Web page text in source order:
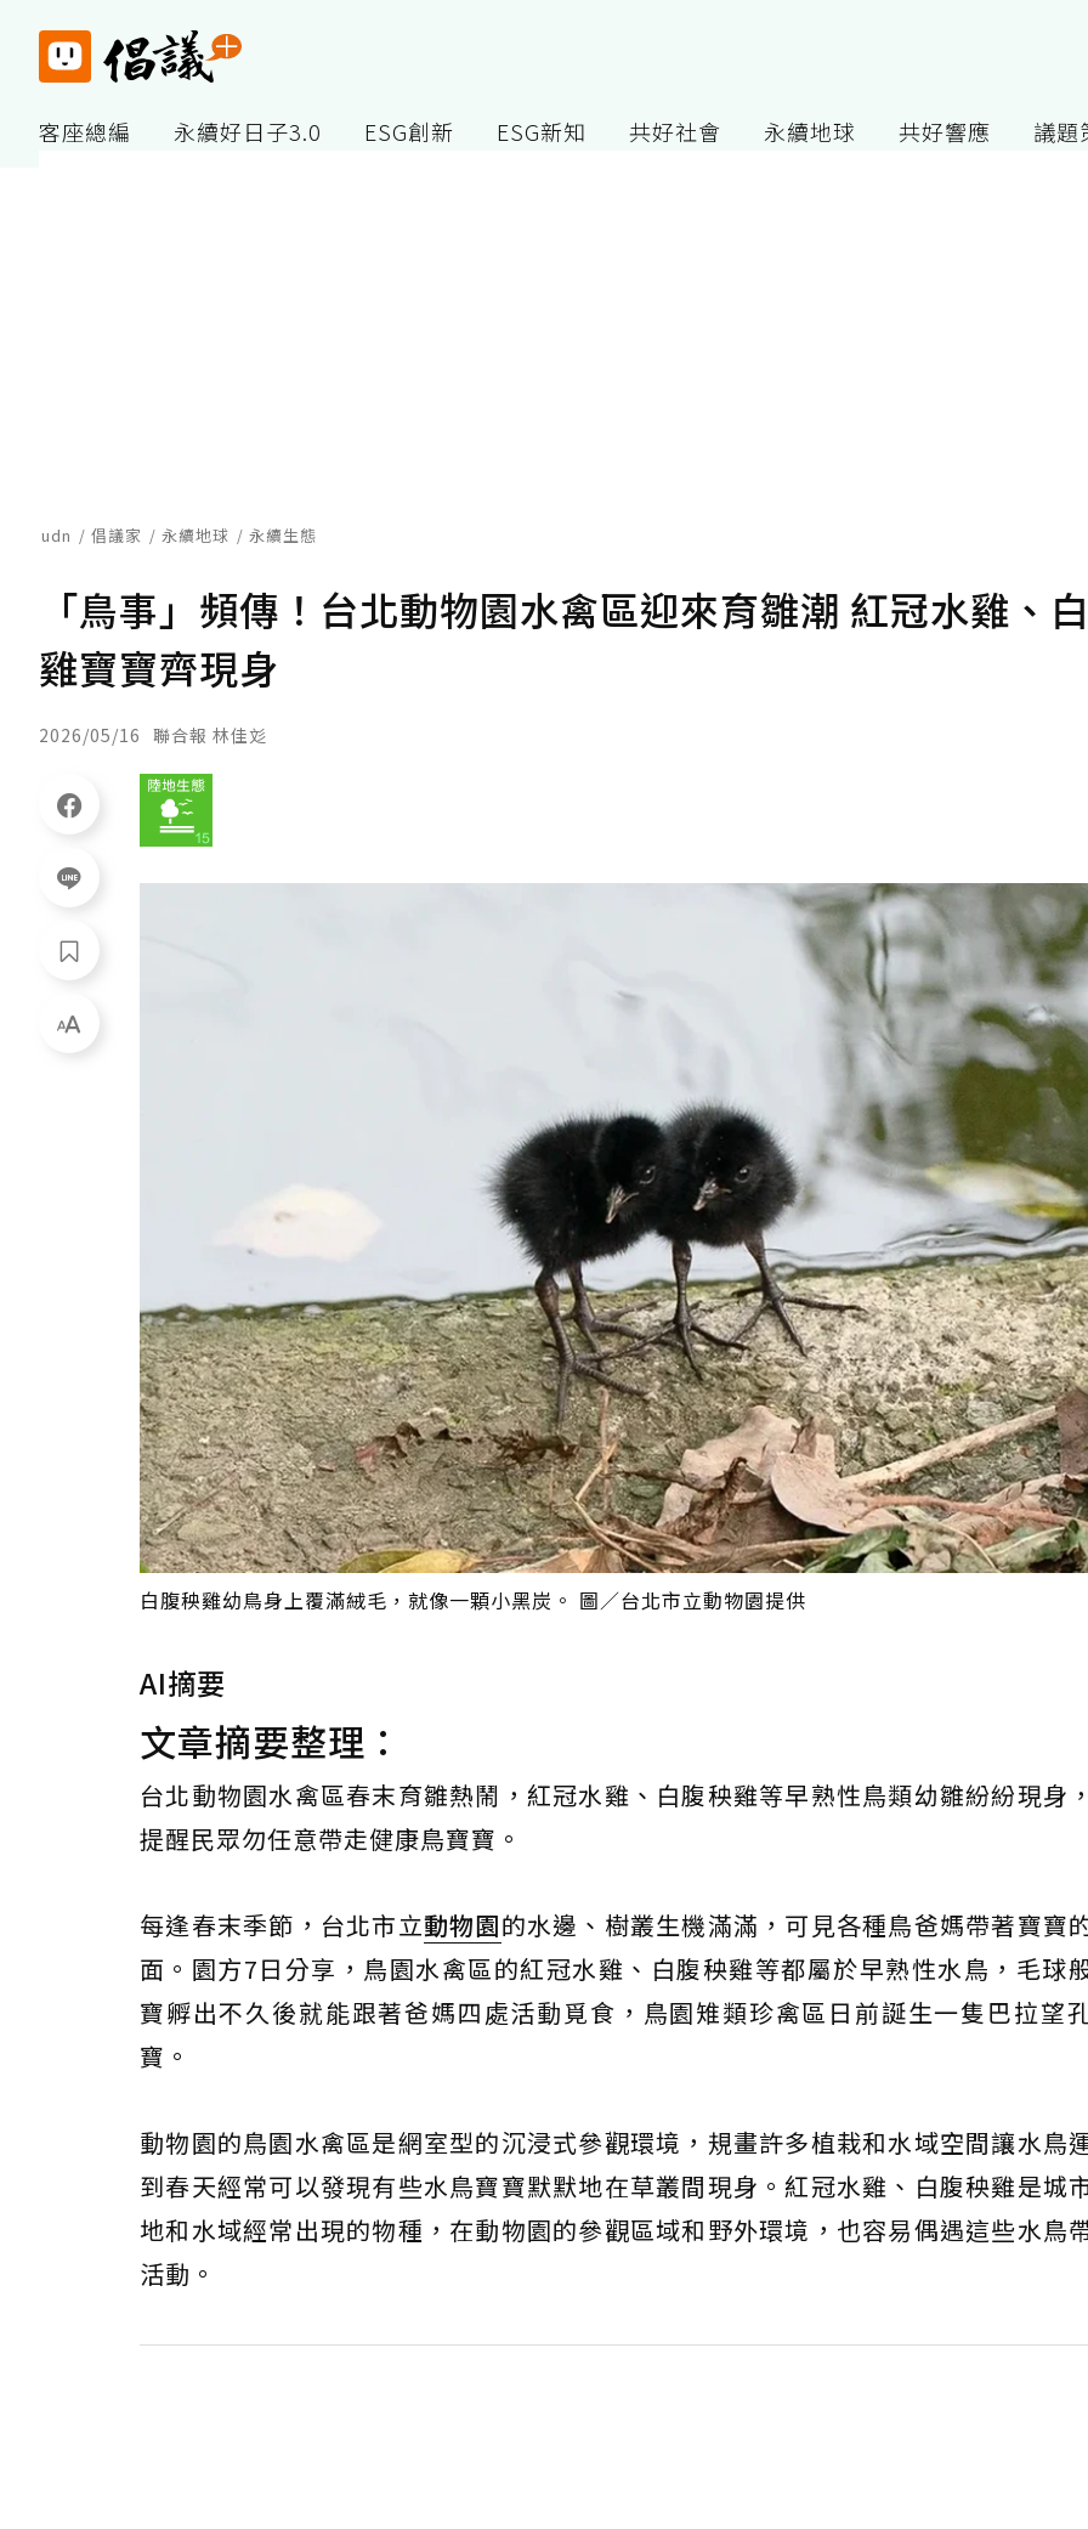
客座總編 永續好日子3.0 ESG創新 ESG新知 共好社會 永續地球 共好響應 議題
udn 倡議家 永續地球 永續生態
「鳥事」頻傳！台北動物園水禽區迎來育雛潮 紅冠水雞、
雞寶寶齊現身
2026/05/16 聯合報 林佳彣
白腹秧雞幼鳥身上覆滿絨毛，就像一顆小黑炭。 圖／台北市立動物園提供
AI摘要
文章摘要整理：
台北動物園水禽區春末育雛熱鬧，紅冠水雞、白腹秧雞等早熟性鳥類幼雛紛紛現身
提醒民眾勿任意帶走健康鳥寶寶。
每逢春末季節，台北市立動物園的水邊、樹叢生機滿滿，可見各種鳥爸媽帶著寶寶
面。園方7日分享，鳥園水禽區的紅冠水雞、白腹秧雞等都屬於早熟性水鳥，毛球
寶孵出不久後就能跟著爸媽四處活動覓食，鳥園雉類珍禽區日前誕生一隻巴拉望
寶。
動物園的鳥園水禽區是網室型的沉浸式參觀環境，規畫許多植栽和水域空間讓水鳥
到春天經常可以發現有些水鳥寶寶默默地在草叢間現身。紅冠水雞、白腹秧雞是城
地和水域經常出現的物種，在動物園的參觀區域和野外環境，也容易偶遇這些水鳥
活動。